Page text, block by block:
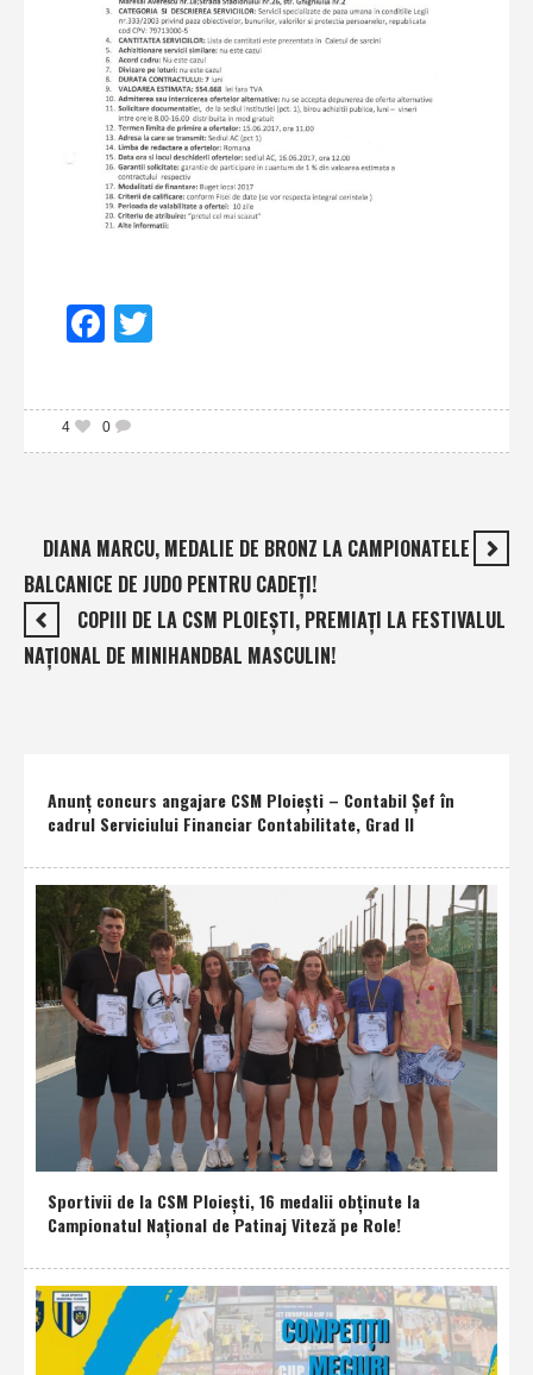
Facebook
0
4
DIANA MARCU, MEDALIE DE BRONZ LA CAMPIONATELE
BALCANICE DE JUDO PENTRU CADEŢI!
COPIII DE LA CSM PLOIEŞTI, PREMIAŢI LA FESTIVALUL
NAŢIONAL DE MINIHANDBAL MASCULIN!
Anunţ concurs angajare CSM Ploieşti – Contabil Şef în
cadrul Serviciului Financiar Contabilitate, Grad II
Sportivii de la CSM Ploieşti, 16 medalii obţinute la
Campionatul Naţional de Patinaj Viteză pe Role!